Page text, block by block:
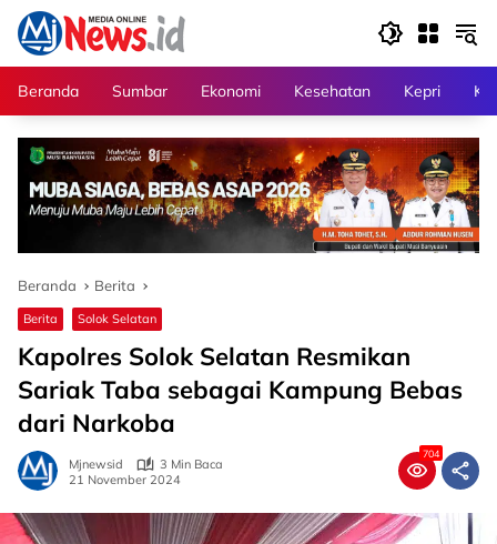
Langsung
konten
Beranda
Sumbar Ekonomi Kesehatan Kepri
Beranda Berita
Berita Solok Selatan
Kapolres Solok Selatan Resmikan
Sariak Taba sebagai Kampung Bebas
dari Narkoba
Mjnewsid
3 Min Baca
21 November 2024
704